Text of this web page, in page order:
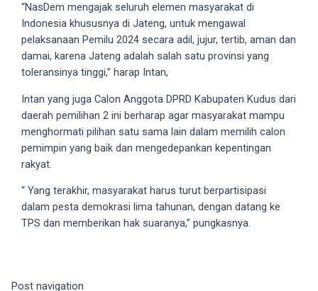
18Tube.tv
you’ll
also
find
exclusive
productions
shot
ourselves.
Surf
around
each
sections
“NasDem mengajak seluruh elemen masyarakat di
Indonesia khususnya di Jateng, untuk mengawal
pelaksanaan Pemilu 2024 secara adil, jujur, tertib, aman dan
damai, karena Jateng adalah salah satu provinsi yang
toleransinya tinggi,” harap Intan,
Intan yang juga Calon Anggota DPRD Kabupaten Kudus dari
daerah pemilihan 2 ini berharap agar masyarakat mampu
menghormati pilihan satu sama lain dalam memilih calon
pemimpin yang baik dan mengedepankan kepentingan
rakyat.
“ Yang terakhir, masyarakat harus turut berpartisipasi
dalam pesta demokrasi lima tahunan, dengan datang ke
TPS dan memberikan hak suaranya,” pungkasnya.
Post navigation